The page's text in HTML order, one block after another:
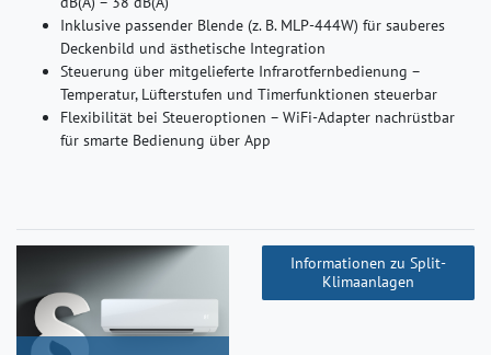
Inklusive passender Blende (z. B. MLP-444W) für sauberes
Deckenbild und ästhetische Integration
Steuerung über mitgelieferte Infrarotfernbedienung –
Temperatur, Lüfterstufen und Timerfunktionen steuerbar
Flexibilität bei Steueroptionen – WiFi-Adapter nachrüstbar
für smarte Bedienung über App
Informationen zu Split-
Klimaanlagen